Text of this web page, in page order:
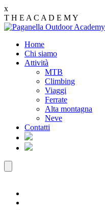
x
T H E A C A D E MY
Home
Chi siamo
Attività
MTB
Climbing
Viaggi
Ferrate
Alta montagna
Neve
Contatti